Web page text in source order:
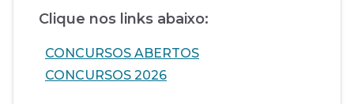
Clique nos links abaixo:
CONCURSOS ABERTOS
CONCURSOS 2026